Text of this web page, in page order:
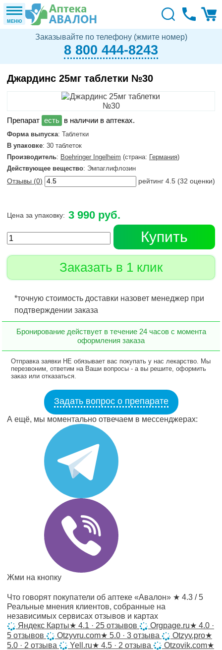
МЕНЮ
Заказывайте по телефону (жмите номер)
8 800 444-8243
Джардинс 25мг таблетки №30
в наличии в аптеках.
Форма выпуска: Таблетки
В упаковке: 30 таблеток
Производитель: Boehringer Ingelheim (страна: Германия)
Действующее вещество: Эмпаглифлозин
Отзывы (0) рейтинг 4.5 (32 оценки)
Цена за упаковку: 3 990 руб.
Купить
Заказать в 1 клик
*точную стоимость доставки назовет менеджер при
подтверждении заказа
Бронирование действует в течение 24 часов с момента
оформления заказа
Отправка заявки НЕ обязывает вас покупать у нас лекарство. Мы
перезвоним, ответим на Ваши вопросы - а вы решите, оформить
заказ или отказаться.
Задать вопрос о препарате
А ещё, мы моментально отвечаем в мессенджерах:
Жми на кнопку
Что говорят покупатели об аптеке «Авалон» ★ 4.3 / 5
Реальные мнения клиентов, собранные на
независимых сервисах отзывов и картах
Яндекс Карты★ 4.1 · 25 отзывов Orgpage.ru★ 4.0 ·
5 отзывов
Otzyvru.com★ 5.0 · 3 отзыва Otzyv.pro★
5.0 · 2 отзыва
Yell.ru★ 4.5 · 2 отзыва Otzovik.com★